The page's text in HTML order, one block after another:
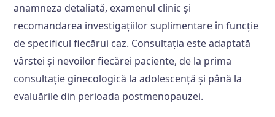
anamneza detaliată, examenul clinic și
recomandarea investigațiilor suplimentare în funcție
de specificul fiecărui caz. Consultația este adaptată
vârstei și nevoilor fiecărei paciente, de la prima
consultație ginecologică la adolescență și până la
evaluările din perioada postmenopauzei.